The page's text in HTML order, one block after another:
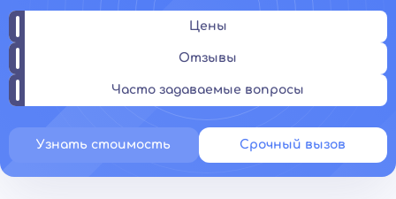
Цены
Отзывы
Часто задаваемые вопросы
Узнать стоимость Срочный вызов